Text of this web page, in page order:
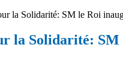
la Solidarité: SM le Roi
la Solidarité: